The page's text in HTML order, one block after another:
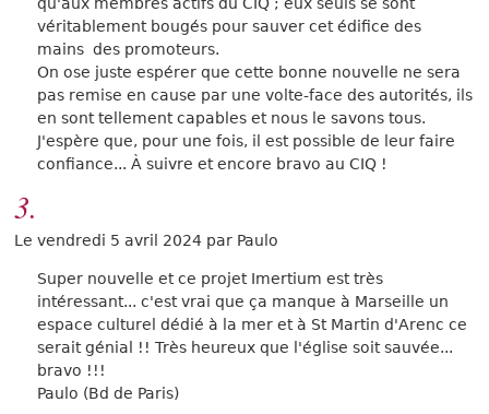
qu'aux membres actifs du CIQ ; eux seuls se sont
véritablement bougés pour sauver cet édifice des
mains des promoteurs.
On ose juste espérer que cette bonne nouvelle ne sera
pas remise en cause par une volte-face des autorités, ils
en sont tellement capables et nous le savons tous.
J'espère que, pour une fois, il est possible de leur faire
confiance... À suivre et encore bravo au CIQ !
3.
Le vendredi 5 avril 2024 par Paulo
Super nouvelle et ce projet Imertium est très
intéressant... c'est vrai que ça manque à Marseille un
espace culturel dédié à la mer et à St Martin d'Arenc ce
serait génial !! Très heureux que l'église soit sauvée...
bravo !!!
Paulo (Bd de Paris)